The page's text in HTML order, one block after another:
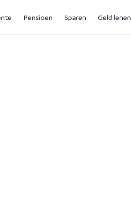
Pensioen Sparen Geld lenen